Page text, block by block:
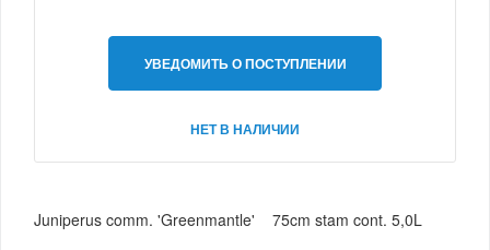
УВЕДОМИТЬ О ПОСТУПЛЕНИИ
НЕТ В НАЛИЧИИ
Juniperus comm. 'Greenmantle' 75cm stam cont. 5,0L